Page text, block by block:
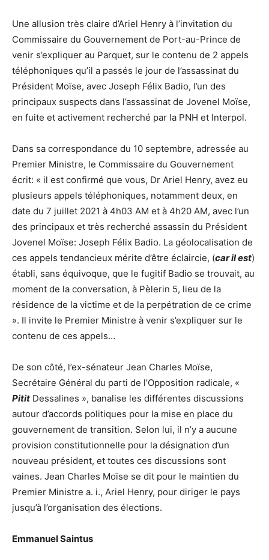
Une allusion très claire d’Ariel Henry à l’invitation du
Commissaire du Gouvernement de Port-au-Prince de
venir s’expliquer au Parquet, sur le contenu de 2 appels
téléphoniques qu’il a passés le jour de l’assassinat du
Président Moïse, avec Joseph Félix Badio, l’un des
principaux suspects dans l’assassinat de Jovenel Moïse,
en fuite et activement recherché par la PNH et Interpol.
Dans sa correspondance du 10 septembre, adressée au
Premier Ministre, le Commissaire du Gouvernement
écrit: « il est confirmé que vous, Dr Ariel Henry, avez eu
plusieurs appels téléphoniques, notamment deux, en
date du 7 juillet 2021 à 4h03 AM et à 4h20 AM, avec l’un
des principaux et très recherché assassin du Président
Jovenel Moïse: Joseph Félix Badio. La géolocalisation de
ces appels tendancieux mérite d’être éclaircie, (car il est)
établi, sans équivoque, que le fugitif Badio se trouvait, au
moment de la conversation, à Pèlerin 5, lieu de la
résidence de la victime et de la perpétration de ce crime
». Il invite le Premier Ministre à venir s’expliquer sur le
contenu de ces appels…
De son côté, l’ex-sénateur Jean Charles Moïse,
Secrétaire Général du parti de l’Opposition radicale, «
Pitit Dessalines », banalise les différentes discussions
autour d’accords politiques pour la mise en place du
gouvernement de transition. Selon lui, il n’y a aucune
provision constitutionnelle pour la désignation d’un
nouveau président, et toutes ces discussions sont
vaines. Jean Charles Moïse se dit pour le maintien du
Premier Ministre a. i., Ariel Henry, pour diriger le pays
jusqu’à l’organisation des élections.
Emmanuel Saintus